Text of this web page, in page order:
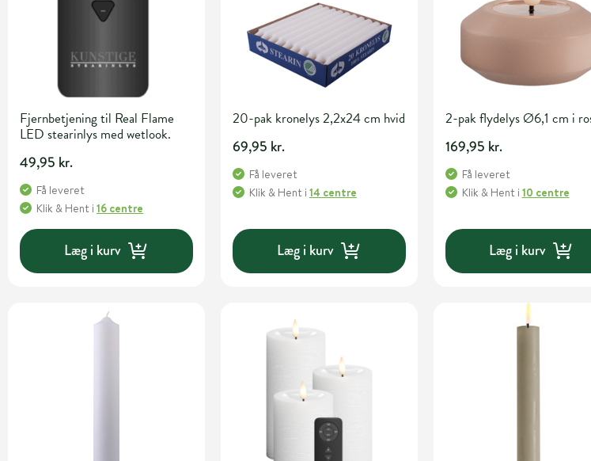
Fjernbetjening til Real Flame
LED stearinlys med wetlook.
49,95 kr.
Få leveret
Klik & Hent i 16 centre
Læg i kurv
20-pak kronelys 2,2x24 cm hvid
69,95 kr.
Få leveret
Klik & Hent i 14 centre
Læg i kurv
2-pak flydelys Ø6,1 cm i
169,95 kr.
Få leveret
Klik & Hent i 10 centre
Læg i kurv